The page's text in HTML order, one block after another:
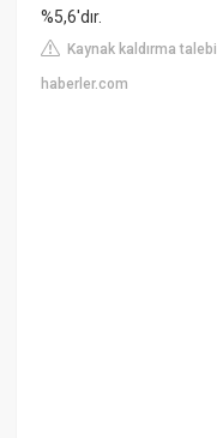
%5,6'dır.
Kaynak kaldırma talebi
haberler.com